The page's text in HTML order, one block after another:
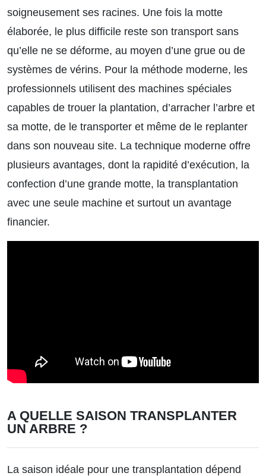
soigneusement ses racines. Une fois la motte
élaborée, le plus difficile reste son transport sans
qu’elle ne se déforme, au moyen d’une grue ou de
systèmes de vérins. Pour la méthode moderne, les
professionnels utilisent des machines spéciales
capables de trouer la plantation, d’arracher l’arbre et
sa motte, de le transporter et même de le replanter
dans son nouveau site. La technique moderne offre
plusieurs avantages, dont la rapidité d’exécution, la
confection d’une grande motte, la transplantation
avec une seule machine et surtout un avantage
financier.
A QUELLE SAISON TRANSPLANTER
UN ARBRE ?
La saison idéale pour une transplantation dépend